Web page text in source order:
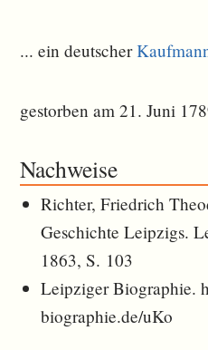
... ein deutscher
gestorben am 21. Juni
Nachweise
Richter, Friedrich
Geschichte Leipzigs.
1863, S. 103
Leipziger Biographie.
biographie.de/uKo